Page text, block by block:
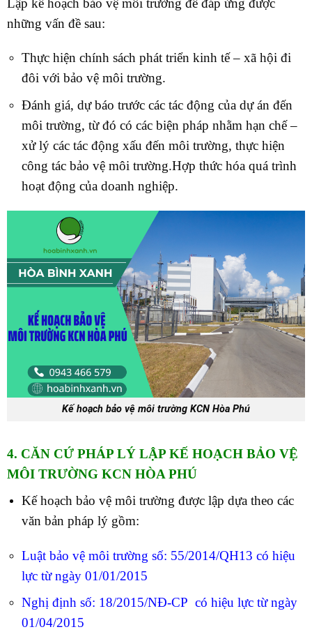
những vấn đề sau:
Thực hiện chính sách phát triển kinh tế – xã hội đi
đôi với bảo vệ môi trường.
Đánh giá, dự báo trước các tác động của dự án đến
môi trường, từ đó có các biện pháp nhằm hạn chế –
xử lý các tác động xấu đến môi trường, thực hiện
công tác bảo vệ môi trường.Hợp thức hóa quá trình
hoạt động của doanh nghiệp.
Kế hoạch bảo vệ môi trường KCN Hòa Phú
4. CĂN CỨ PHÁP LÝ LẬP KẾ HOẠCH BẢO VỆ
MÔI TRƯỜNG KCN HÒA PHÚ
Kế hoạch bảo vệ môi trường được lập dựa theo các
văn bản pháp lý gồm:
Luật bảo vệ môi trường số: 55/2014/QH13 có hiệu
lực từ ngày 01/01/2015
Nghị định số: 18/2015/NĐ-CP có hiệu lực từ ngày
01/04/2015